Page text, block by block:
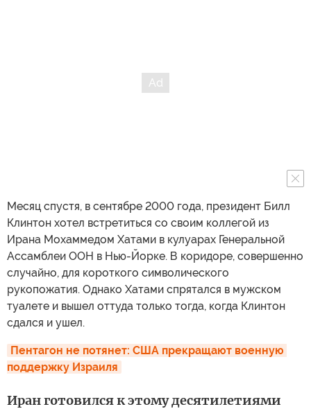
Месяц спустя, в сентябре 2000 года, президент Билл
Клинтон хотел встретиться со своим коллегой из
Ирана Мохаммедом Хатами в кулуарах Генеральной
Ассамблеи ООН в Нью-Йорке. В коридоре, совершенно
случайно, для короткого символического
рукопожатия. Однако Хатами спрятался в мужском
туалете и вышел оттуда только тогда, когда Клинтон
сдался и ушел.
Пентагон не потянет: США прекращают военную
поддержку Израиля
Иран готовился к этому десятилетиями